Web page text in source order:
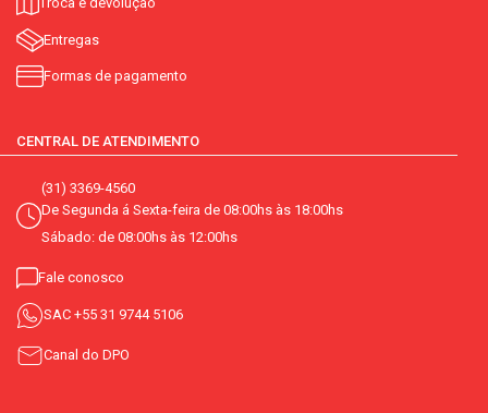
Entregas
Formas de pagamento
CENTRAL DE ATENDIMENTO
(31) 3369-4560
De Segunda á Sexta-feira de 08:00hs às 18:00hs
Sábado: de 08:00hs às 12:00hs
Fale conosco
SAC +55 31 9744 5106
Canal do DPO